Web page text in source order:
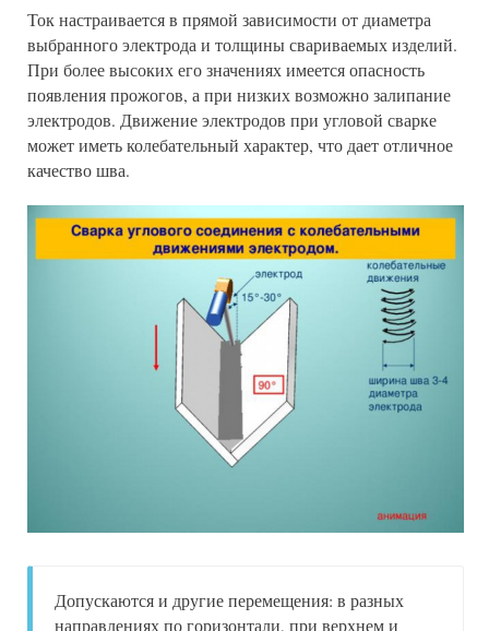
Ток настраивается в прямой зависимости от диаметра
выбранного электрода и толщины свариваемых изделий.
При более высоких его значениях имеется опасность
появления прожогов, а при низких возможно залипание
электродов. Движение электродов при угловой сварке
может иметь колебательный характер, что дает отличное
качество шва.
Допускаются и другие перемещения: в разных
направлениях по горизонтали, при верхнем и